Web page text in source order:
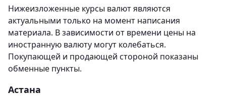
Нижеизложенные курсы валют являются
актуальными только на момент написания
материала. В зависимости от времени цены на
иностранную валюту могут колебаться.
Покупающей и продающей стороной показаны
обменные пункты.
Астана